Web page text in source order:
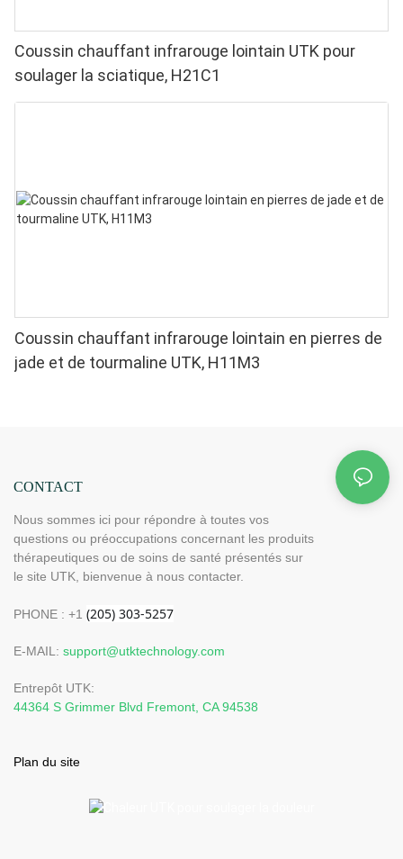
Coussin chauffant infrarouge lointain UTK pour
soulager la sciatique, H21C1
Coussin chauffant infrarouge lointain en pierres de
jade et de tourmaline UTK, H11M3
CONTACT
Nous sommes ici pour répondre à toutes vos
questions ou préoccupations concernant les produits
thérapeutiques ou de soins de santé présentés sur
le site UTK, bienvenue à nous contacter.
PHONE : +1
E-MAIL: support@utktechnology.com
Entrepôt UTK:
44364 S Grimmer Blvd Fremont, CA 94538
Plan du site